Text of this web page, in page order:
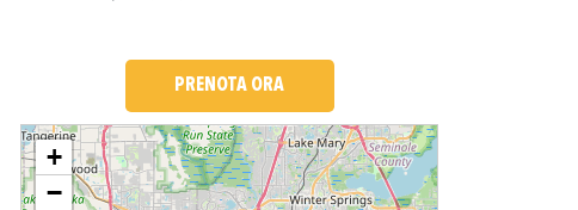
PRENOTA ORA
Loading....
+
−